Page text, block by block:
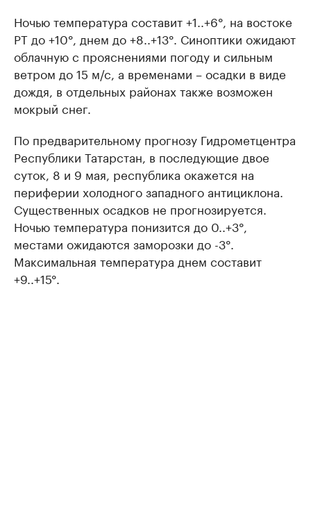
Ночью температура составит +1..+6°, на востоке
РТ до +10°, днем до +8..+13°. Синоптики ожидают
облачную с прояснениями погоду и сильным
ветром до 15 м/с, а временами – осадки в виде
дождя, в отдельных районах также возможен
мокрый снег.
По предварительному прогнозу Гидрометцентра
Республики Татарстан, в последующие двое
суток, 8 и 9 мая, республика окажется на
периферии холодного западного антициклона.
Существенных осадков не прогнозируется.
Ночью температура понизится до 0..+3°,
местами ожидаются заморозки до -3°.
Максимальная температура днем составит
+9..+15°.